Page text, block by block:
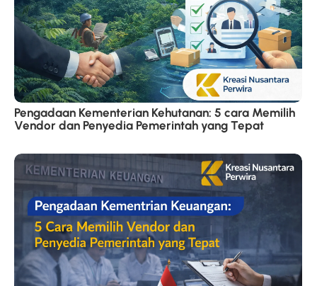
Pengadaan Kementerian Kehutanan: 5 cara Memilih
Vendor dan Penyedia Pemerintah yang Tepat